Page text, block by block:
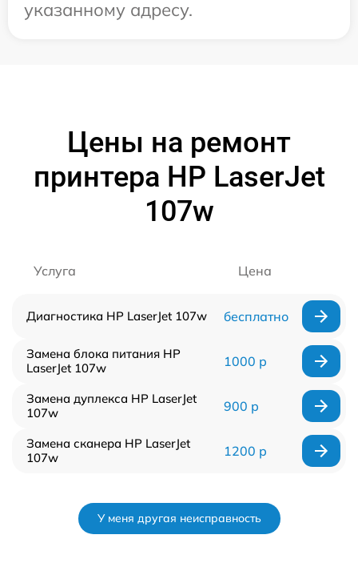
указанному адресу.
Цены на ремонт
принтера HP LaserJet
107w
Услуга Цена
Диагностика HP LaserJet 107w бесплатно
Замена блока питания HP
LaserJet 107w
1000 р
Замена дуплекса HP LaserJet
107w
900 р
Замена сканера HP LaserJet
107w
1200 р
У меня другая неисправность